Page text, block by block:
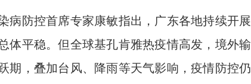
防控首席专家康敏指出，广东各地持续开展
体平稳。但全球基孔肯雅热疫情高发，境外输
期，叠加台风、降雨等天气影响，疫情防控仍